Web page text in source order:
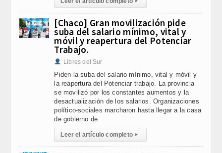
[Chaco] Gran movilización pide
suba del salario mínimo, vital y
móvil y reapertura del Potenciar
Trabajo.
Libres del Sur
Piden la suba del salario mínimo, vital y móvil y
la reapertura del Potenciar trabajo. La provincia
se movilizó por los constantes aumentos y la
desactualización de los salarios. Organizaciones
político-sociales marcharon hasta llegar a la casa
de gobierno de
Leer el artículo completo ▸